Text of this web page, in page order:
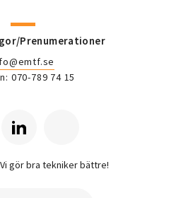
Prenumerationer
070-789 74 15
Vi gör bra tekniker bättre!